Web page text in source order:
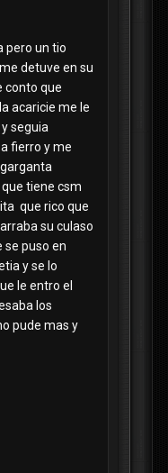
pero un tio
detuve en su
conto que
acaricie me le
seguia
fierro y me
tiene csm
que rico que
su culaso
se puso en
y se lo
le entro el
los
pude mas y